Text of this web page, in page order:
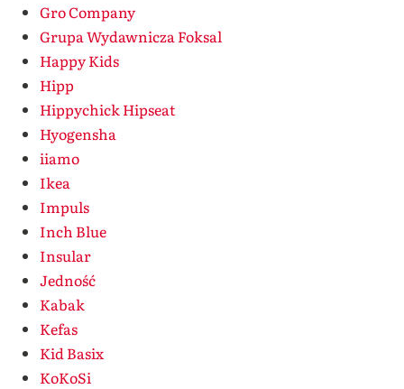
Gro Company
Grupa Wydawnicza Foksal
Happy Kids
Hipp
Hippychick Hipseat
Hyogensha
iiamo
Ikea
Impuls
Inch Blue
Insular
Jedność
Kabak
Kefas
Kid Basix
KoKoSi